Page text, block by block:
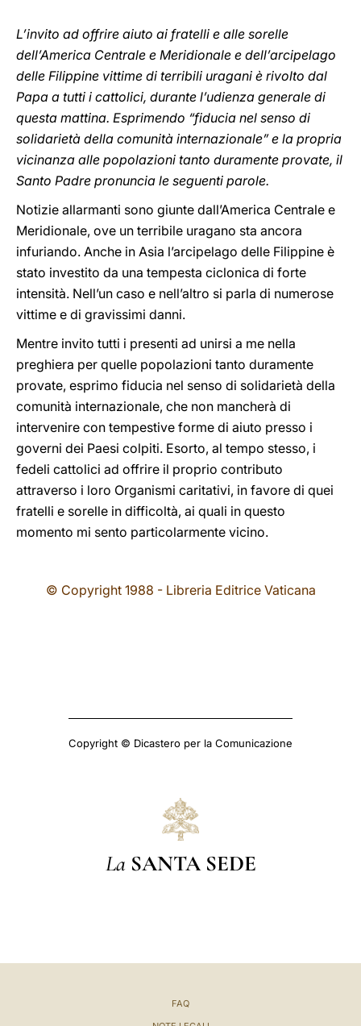
L’invito ad offrire aiuto ai fratelli e alle sorelle
dell’America Centrale e Meridionale e dell’arcipelago
delle Filippine vittime di terribili uragani è rivolto dal
Papa a tutti i cattolici, durante l’udienza generale di
questa mattina. Esprimendo “fiducia nel senso di
solidarietà della comunità internazionale” e la propria
vicinanza alle popolazioni tanto duramente provate, il
Santo Padre pronuncia le seguenti parole.
Notizie allarmanti sono giunte dall’America Centrale e
Meridionale, ove un terribile uragano sta ancora
infuriando. Anche in Asia l’arcipelago delle Filippine è
stato investito da una tempesta ciclonica di forte
intensità. Nell’un caso e nell’altro si parla di numerose
vittime e di gravissimi danni.
Mentre invito tutti i presenti ad unirsi a me nella
preghiera per quelle popolazioni tanto duramente
provate, esprimo fiducia nel senso di solidarietà della
comunità internazionale, che non mancherà di
intervenire con tempestive forme di aiuto presso i
governi dei Paesi colpiti. Esorto, al tempo stesso, i
fedeli cattolici ad offrire il proprio contributo
attraverso i loro Organismi caritativi, in favore di quei
fratelli e sorelle in difficoltà, ai quali in questo
momento mi sento particolarmente vicino.
© Copyright 1988 - Libreria Editrice Vaticana
Copyright © Dicastero per la Comunicazione
La SANTA SEDE
FAQ